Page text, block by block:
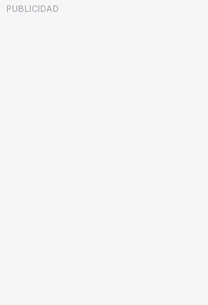
PUBLICIDAD